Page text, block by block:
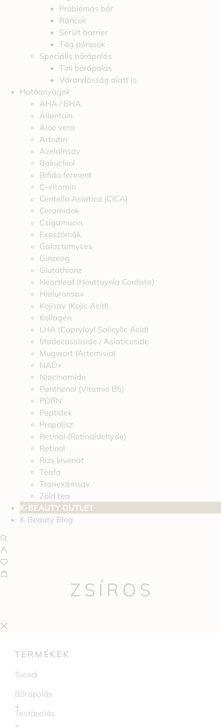
Problémás bőr
Ráncok
Sérült barrier
Tág pórusok
Speciális bőrápolás
Tini bőrápolás
Várandósság alatt is
Hatóanyagok
AHA / BHA
Allantoin
Aloe vera
Arbutin
Azelainsav
Bakuchiol
Bifida ferment
C-vitamin
Centella Asiatica (CICA)
Ceramidok
Csigamucin
Exoszómák
Galactomyces
Ginzeng
Glutathione
Heartleaf (Houttuynia Cordata)
Hialuronsav
Kojisav (Kojic Acid)
Kollagén
LHA (Capryloyl Salicylic Acid)
Madecassoside / Asiaticoside
Mugwort (Artemisia)
NAD+
Niacinamide
Panthenol (Vitamin B5)
PDRN
Peptidek
Propolisz
Retinal (Retinaldehyde)
Retinol
Rizs kivonat
Teafa
Tranexámsav
Zöld tea
K-BEAUTY OUTLET
K-Beauty Blog
ZSÍROS
TERMÉKEK
Trendi
Bőrápolás
Testápolás